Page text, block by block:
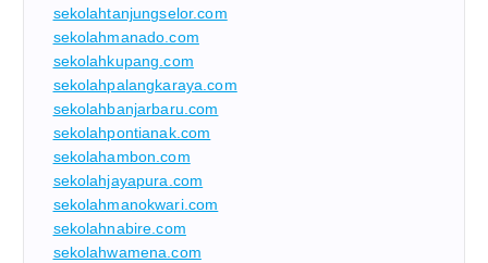
sekolahtanjungselor.com
sekolahmanado.com
sekolahkupang.com
sekolahpalangkaraya.com
sekolahbanjarbaru.com
sekolahpontianak.com
sekolahambon.com
sekolahjayapura.com
sekolahmanokwari.com
sekolahnabire.com
sekolahwamena.com